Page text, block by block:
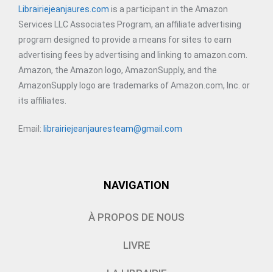
Librairiejeanjaures.com is a participant in the Amazon
Services LLC Associates Program, an affiliate advertising
program designed to provide a means for sites to earn
advertising fees by advertising and linking to amazon.com.
Amazon, the Amazon logo, AmazonSupply, and the
AmazonSupply logo are trademarks of Amazon.com, Inc. or
its affiliates.
Email: librairiejeanjauresteam@gmail.com
NAVIGATION
À PROPOS DE NOUS
LIVRE